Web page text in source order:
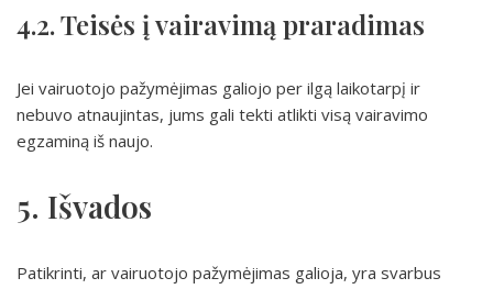
4.2. Teisės į vairavimą praradimas
Jei vairuotojo pažymėjimas galiojo per ilgą laikotarpį ir
nebuvo atnaujintas, jums gali tekti atlikti visą vairavimo
egzaminą iš naujo.
5. Išvados
Patikrinti, ar vairuotojo pažymėjimas galioja, yra svarbus